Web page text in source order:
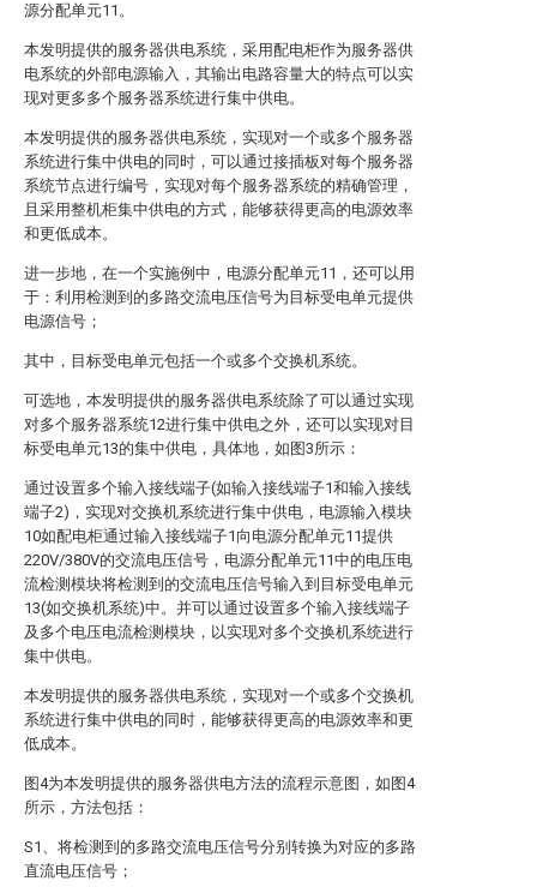
源分配单元11。
本发明提供的服务器供电系统，采用配电柜作为服务器供
电系统的外部电源输入，其输出电路容量大的特点可以实
现对更多多个服务器系统进行集中供电。
本发明提供的服务器供电系统，实现对一个或多个服务器
系统进行集中供电的同时，可以通过接插板对每个服务器
系统节点进行编号，实现对每个服务器系统的精确管理，
且采用整机柜集中供电的方式，能够获得更高的电源效率
和更低成本。
进一步地，在一个实施例中，电源分配单元11，还可以用
于：利用检测到的多路交流电压信号为目标受电单元提供
电源信号；
其中，目标受电单元包括一个或多个交换机系统。
可选地，本发明提供的服务器供电系统除了可以通过实现
对多个服务器系统12进行集中供电之外，还可以实现对目
标受电单元13的集中供电，具体地，如图3所示：
通过设置多个输入接线端子(如输入接线端子1和输入接线
端子2)，实现对交换机系统进行集中供电，电源输入模块
10如配电柜通过输入接线端子1向电源分配单元11提供
220V/380V的交流电压信号，电源分配单元11中的电压电
流检测模块将检测到的交流电压信号输入到目标受电单元
13(如交换机系统)中。并可以通过设置多个输入接线端子
及多个电压电流检测模块，以实现对多个交换机系统进行
集中供电。
本发明提供的服务器供电系统，实现对一个或多个交换机
系统进行集中供电的同时，能够获得更高的电源效率和更
低成本。
图4为本发明提供的服务器供电方法的流程示意图，如图4
所示，方法包括：
S1、将检测到的多路交流电压信号分别转换为对应的多路
直流电压信号；